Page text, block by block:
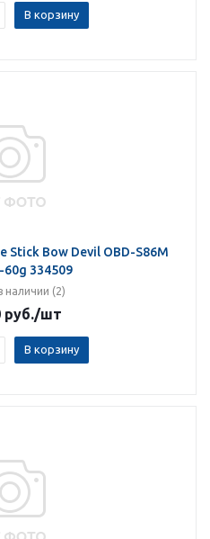
В корзину
Stick Bow Devil OBD-S86M
60g 334509
наличии (2)
руб./шт
В корзину